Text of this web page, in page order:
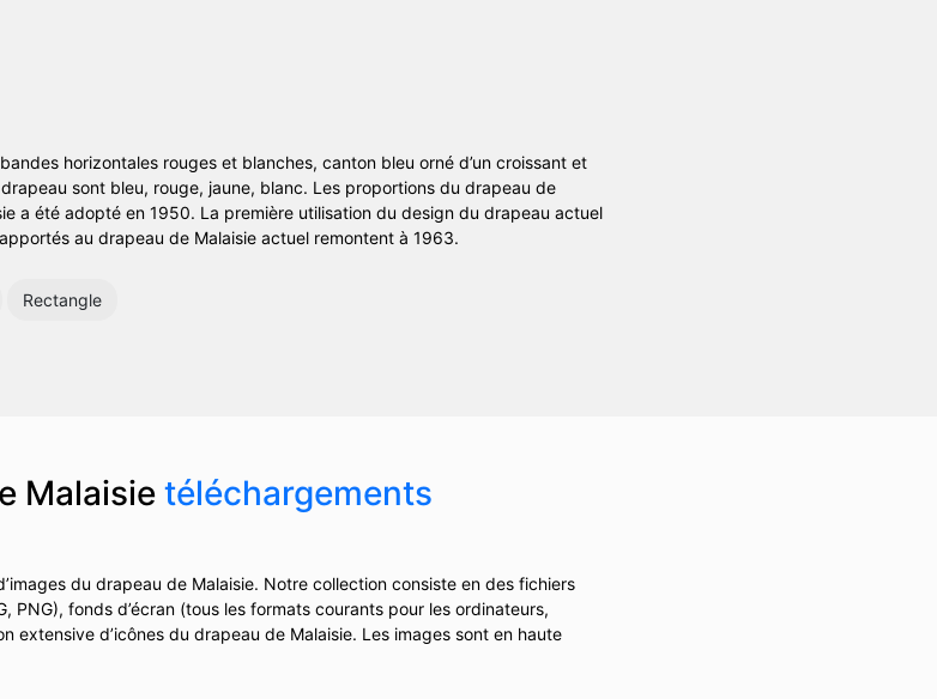
horizontales rouges et blanches, canton bleu orné d’un croissant et
sont bleu, rouge, jaune, blanc. Les proportions du drapeau de
a été adopté en 1950. La première utilisation du design du drapeau actuel
au drapeau de Malaisie actuel remontent à 1963.
Rectangle
Malaisie téléchargements
du drapeau de Malaisie. Notre collection consiste en des fichiers
PNG), fonds d’écran (tous les formats courants pour les ordinateurs,
extensive d’icônes du drapeau de Malaisie. Les images sont en haute